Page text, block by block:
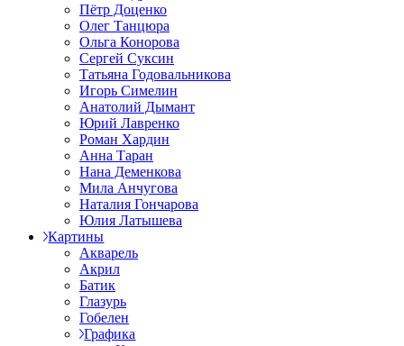
Пётр Доценко
Олег Танцюра
Ольга Конорова
Сергей Суксин
Татьяна Годовальникова
Игорь Симелин
Анатолий Дымант
Юрий Лавренко
Роман Хардин
Анна Таран
Нана Деменкова
Мила Анчугова
Наталия Гончарова
Юлия Латышева
Картины
Акварель
Акрил
Батик
Глазурь
Гобелен
Графика